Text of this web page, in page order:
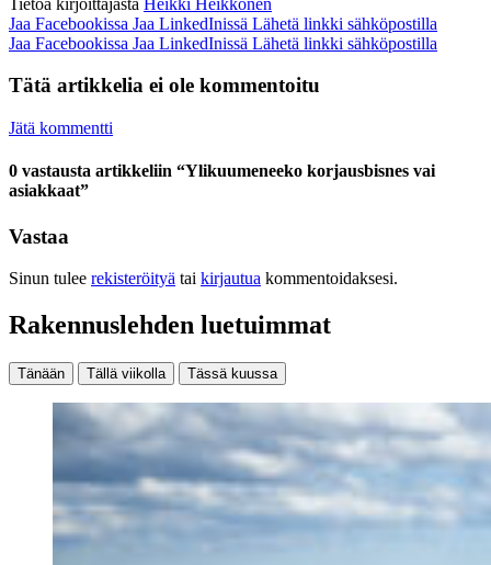
Jaa Facebookissa Jaa LinkedInissä Lähetä linkki sähköpostilla
Jaa Facebookissa Jaa LinkedInissä Lähetä linkki sähköpostilla
Tätä artikkelia ei ole kommentoitu
Jätä kommentti
0 vastausta artikkeliin “Ylikuumeneeko korjausbisnes vai
asiakkaat”
Vastaa
Sinun tulee rekisteröityä tai kirjautua kommentoidaksesi.
Rakennuslehden luetuimmat
Tänään Tällä viikolla Tässä kuussa